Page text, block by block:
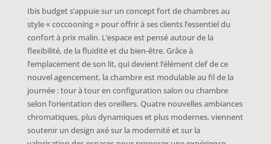
Ibis budget s’appuie sur un concept fort de chambres au
style « coccooning » pour offrir à ses clients l’essentiel du
confort à prix malin. L’espace est pensé autour de la
flexibilité, de la fluidité et du bien-être. Grâce à
l’emplacement de son lit, qui devient l’élément clef de ce
nouvel agencement, la chambre est modulable au fil de la
journée : tour à tour en configuration salon ou chambre
selon l’orientation des oreillers. Quatre nouvelles ambiances
chromatiques, plus dynamiques et plus modernes, viennent
soutenir un design axé sur la modernité et sur la